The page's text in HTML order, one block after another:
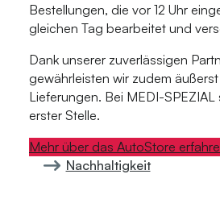
Bestellungen, die vor 12 Uhr
gleichen Tag bearbeitet und
Dank unserer zuverlässigen
gewährleisten wir zudem
Lieferungen. Bei MEDI-
erster Stelle.
Mehr über das AutoStore
Nachhaltigkeit